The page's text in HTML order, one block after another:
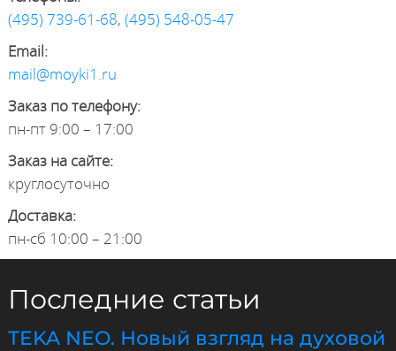
(495) 739-61-68, (495) 548-05-47
Email:
mail@moyki1.ru
Заказ по телефону:
пн-пт 9:00 – 17:00
Заказ на сайте:
круглосуточно
Доставка:
пн-сб 10:00 – 21:00
Последние статьи
TEKA NEO. Новый взгляд на духовой